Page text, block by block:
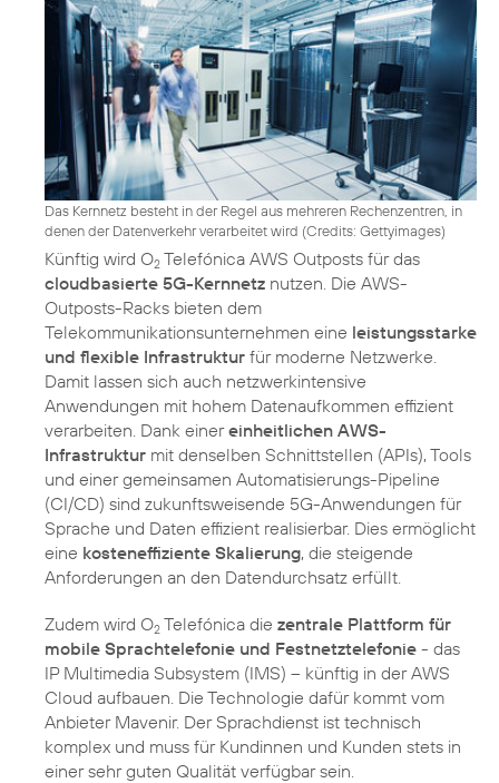
Das Kernnetz besteht in der Regel aus mehreren Rechenzentren, in
denen der Datenverkehr verarbeitet wird (Credits: Gettyimages)
Künftig wird O2 Telefónica AWS Outposts für das
cloudbasierte 5G-Kernnetz nutzen. Die AWS-
Outposts-Racks bieten dem
Telekommunikationsunternehmen eine leistungsstarke
und flexible Infrastruktur für moderne Netzwerke.
Damit lassen sich auch netzwerkintensive
Anwendungen mit hohem Datenaufkommen effizient
verarbeiten. Dank einereinheitlichen AWS-
Infrastruktur mit denselben Schnittstellen (APIs), Tools
und einer gemeinsamen Automatisierungs-Pipeline
(CI/CD) sind zukunftsweisende 5G-Anwendungen für
Sprache und Daten effizient realisierbar. Dies ermöglicht
eine kosteneffiziente Skalierung, die steigende
Anforderungen an den Datendurchsatz erfüllt.
Zudem wird O2 Telefónica die zentrale Plattform für
mobile Sprachtelefonie und Festnetztelefonie - das
IP Multimedia Subsystem (IMS) – künftig in der AWS
Cloud aufbauen. Die Technologie dafür kommt vom
Anbieter Mavenir. Der Sprachdienst ist technisch
komplex und muss für Kundinnen und Kunden stets in
einer sehr guten Qualität verfügbar sein.